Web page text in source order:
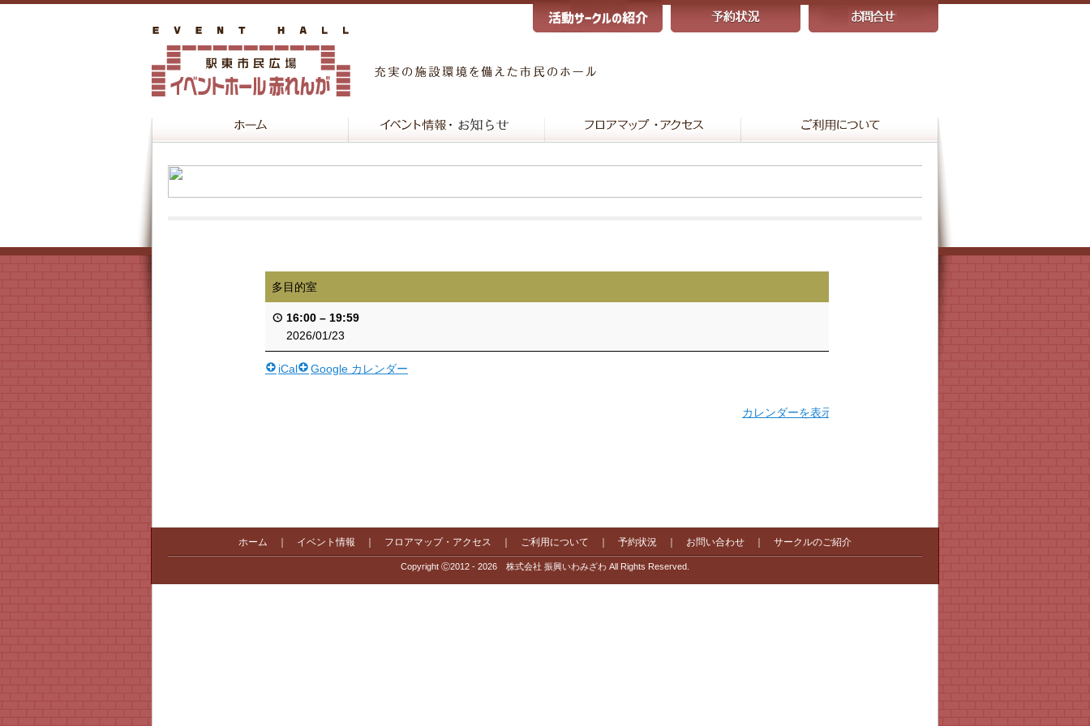
多目的室
16:00 – 19:59
2026/01/23
iCal Google カレンダー
カレンダーを表示
ホーム イベント情報 フロアマップ・アクセス ご利用について 予約状況 お問い合わせ サークルのご紹介
Copyright Ⓒ2012 - 2026 株式会社 振興いわみざわ All Rights Reserved.